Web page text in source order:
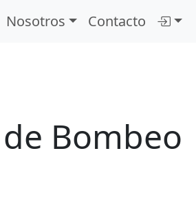
Nosotros Contacto
Bombeo